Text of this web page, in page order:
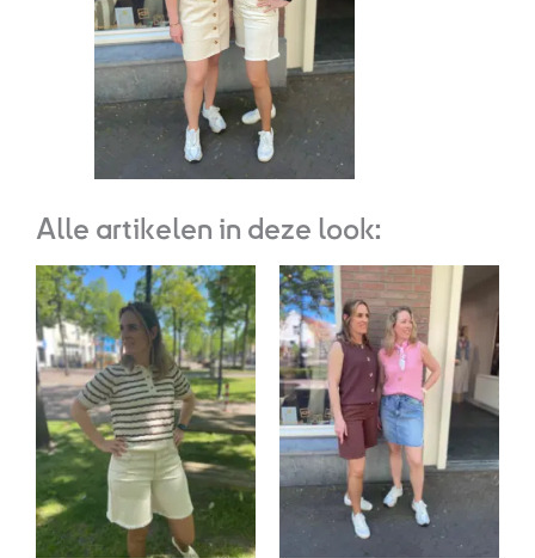
Alle artikelen in deze look:
Oorspronkelijke
prijs
was:
€59,95.
Huidige
prijs
is:
€30,00.
Oorspronkelijke
prijs
was:
€54,95.
Huidige
prijs
is:
€38,00.